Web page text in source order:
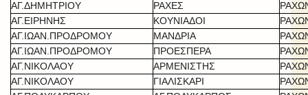
ΑΓ.ΔΗΜΗΤΡΙΟΥ
ΡΑΧΕΣ
ΑΓ.ΕΙΡΗΝΗΣ
ΚΟΥΝΙΑΔΟΙ
ΑΓ.ΙΩΑΝ.ΠΡΟΔΡΟΜΟΥ
ΜΑΝΔΡΙΑ
ΑΓ.ΙΩΑΝ.ΠΡΟΔΡΟΜΟΥ
ΠΡΟΕΣΠΕΡΑ
ΑΓ.ΝΙΚΟΛΑΟΥ
ΑΡΜΕΝΙΣΤΗΣ
ΑΓ.ΝΙΚΟΛΑΟΥ
ΓΙΑΛΙΣΚΑΡΙ